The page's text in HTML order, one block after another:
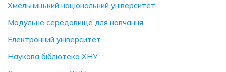
Хмельницький національний університет
Модульне середовище для навчання
Електронний університет
Наукова бібліотека ХНУ